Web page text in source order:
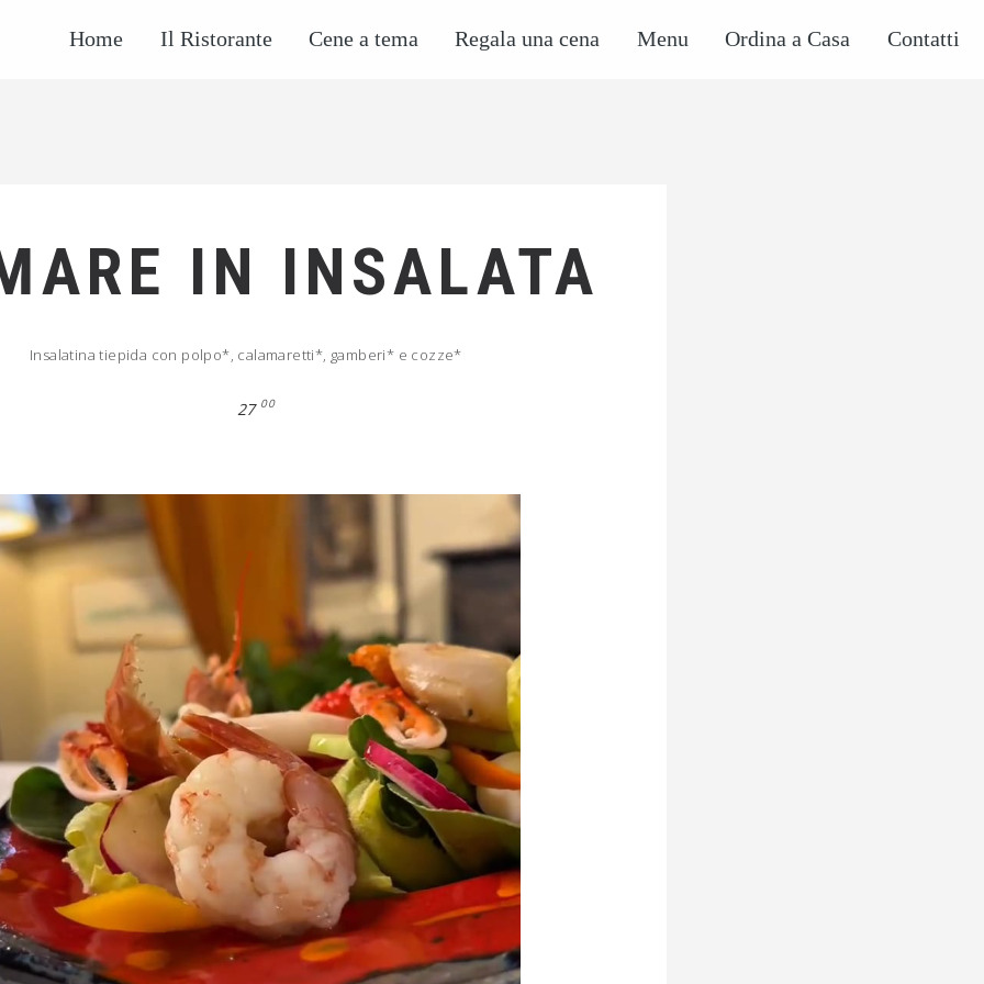
Home Il Ristorante Cene a tema Regala una cena Menu Ordina a Casa Contatti
IN INSALATA
Insalatina tiepida con polpo*, calamaretti*, gamberi* e cozze*
27 00